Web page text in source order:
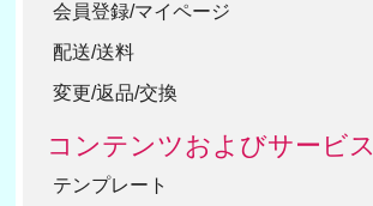
会員登録/マイページ
配送/送料
変更/返品/交換
コンテンツおよびサービス
テンプレート